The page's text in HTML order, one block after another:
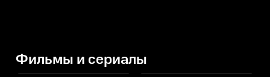
Фильмы и сериалы